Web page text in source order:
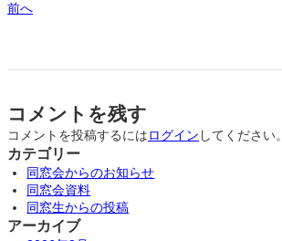
前へ
コメントを残す
コメントを投稿するにはログイン してください。
カテゴリー
同窓会からのお知らせ
同窓会資料
同窓生からの投稿
アーカイブ